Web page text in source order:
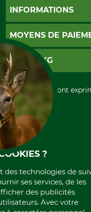
Foire aux questions
Garantie / Devis
Paramètres des cookies
INFORMATIONS
CGV
Livraison
Conditions d'annulation
Formulaire de rétraction
Politique de
Élimination et
Rétractation de votre
MOYENS DE
PayPal
Carte de crédit
Paiement á l'avance
GRUBE KG
Histoire
International
Portrait
Qui sommes-nous
Tous les prix sont
frais d'expédition et les
échéant,
?
des technologies de
ses services, de les
des publicités
Avec votre